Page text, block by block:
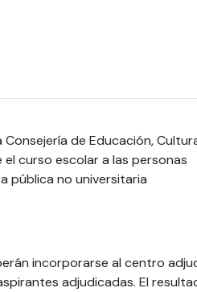
de Educación,
curso escolar a las personas
pública no universitaria
incorporarse al centro
adjudicadas. El